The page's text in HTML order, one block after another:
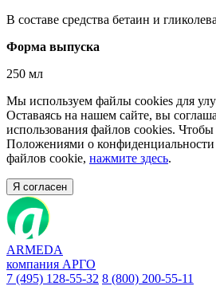
В составе средства бетаин и
Форма выпуска
250 мл
Мы используем файлы cookies для
Оставаясь на нашем сайте, вы
использования файлов cookies.
Положениями о конфиденциальности
файлов cookie, нажмите здесь.
Я согласен
ARMEDA
компания АРГО
7 (495) 128-55-32 8 (800) 200-55-11